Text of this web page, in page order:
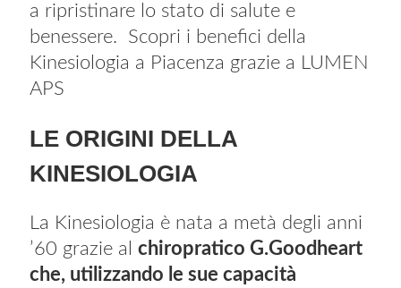
a ripristinare lo stato di salute e
benessere. Scopri i benefici della
Kinesiologia a Piacenza grazie a LUMEN
APS
LE ORIGINI DELLA
KINESIOLOGIA
La Kinesiologia è nata a metà degli anni
’60 grazie al chiropratico G.Goodheart
che, utilizzando le sue capacità